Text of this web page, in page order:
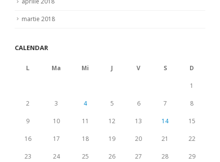
martie 2018
CALENDAR
L Ma Mi J V S D
1
2 3 4 5 6 7 8
9 10 11 12 13 14 15
16 17 18 19 20 21 22
23 24 25 26 27 28 29